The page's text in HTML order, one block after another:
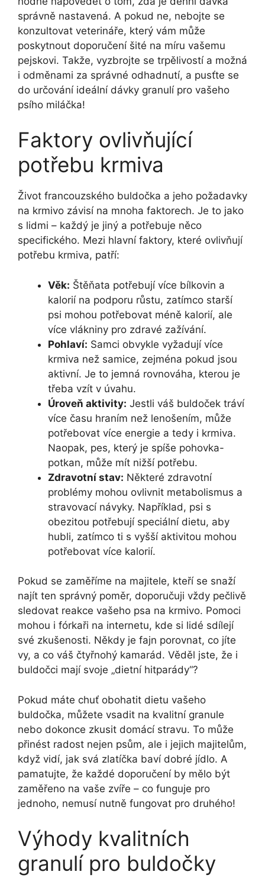
správně nastavená. A pokud ne, nebojte se
konzultovat veterináře, který vám může
poskytnout doporučení šité na míru vašemu
pejskovi. Takže, vyzbrojte se trpělivostí a možná
i odměnami za správné odhadnutí, a pusťte se
do určování ideální dávky granulí pro vašeho
psího miláčka!
Faktory ovlivňující
potřebu krmiva
Život francouzského buldočka a jeho požadavky
na krmivo závisí na mnoha faktorech. Je to jako
s lidmi – každý je jiný a potřebuje něco
specifického. Mezi hlavní faktory, které ovlivňují
potřebu krmiva, patří:
Věk: Štěňata potřebují více bílkovin a
kalorií na podporu růstu, zatímco starší
psi mohou potřebovat méně kalorií, ale
více vlákniny pro zdravé zažívání.
Pohlaví: Samci obvykle vyžadují více
krmiva než samice, zejména pokud jsou
aktivní. Je to jemná rovnováha, kterou je
třeba vzít v úvahu.
Úroveň aktivity: Jestli váš buldoček tráví
více času hraním než lenošením, může
potřebovat více energie a tedy i krmiva.
Naopak, pes, který je spíše pohovka-
potkan, může mít nižší potřebu.
Zdravotní stav: Některé zdravotní
problémy mohou ovlivnit metabolismus a
stravovací návyky. Například, psi s
obezitou potřebují speciální dietu, aby
hubli, zatímco ti s vyšší aktivitou mohou
potřebovat více kalorií.
Pokud se zaměříme na majitele, kteří se snaží
najít ten správný poměr, doporučuji vždy pečlivě
sledovat reakce vašeho psa na krmivo. Pomoci
mohou i fórkaři na internetu, kde si lidé sdílejí
své zkušenosti. Někdy je fajn porovnat, co jíte
vy, a co váš čtyřnohý kamarád. Věděl jste, že i
buldočci mají svoje „dietní hitparády“?
Pokud máte chuť obohatit dietu vašeho
buldočka, můžete vsadit na kvalitní granule
nebo dokonce zkusit domácí stravu. To může
přinést radost nejen psům, ale i jejich majitelům,
když vidí, jak svá zlatíčka baví dobré jídlo. A
pamatujte, že každé doporučení by mělo být
zaměřeno na vaše zvíře – co funguje pro
jednoho, nemusí nutně fungovat pro druhého!
Výhody kvalitních
granulí pro buldočky